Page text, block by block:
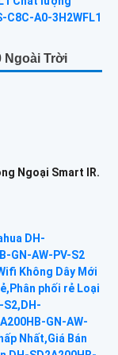
Ngoài Trời
Ngoại Smart IR.